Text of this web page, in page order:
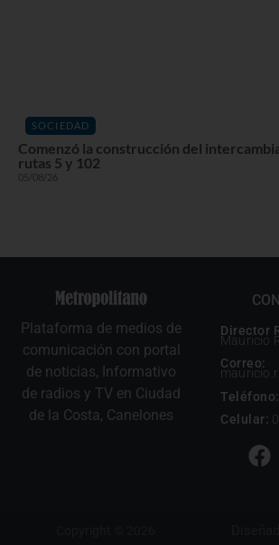
SOCIEDAD
Comenzó la construcción del
rutas 5 y 102
05/08/26
Plataforma de medios de
comunicación con portal
de noticias, Informativo
de radios y TV en Ciudad
de la Costa, Canelones
Director
Mauricio
Correo:
Teléfono:
Celular: